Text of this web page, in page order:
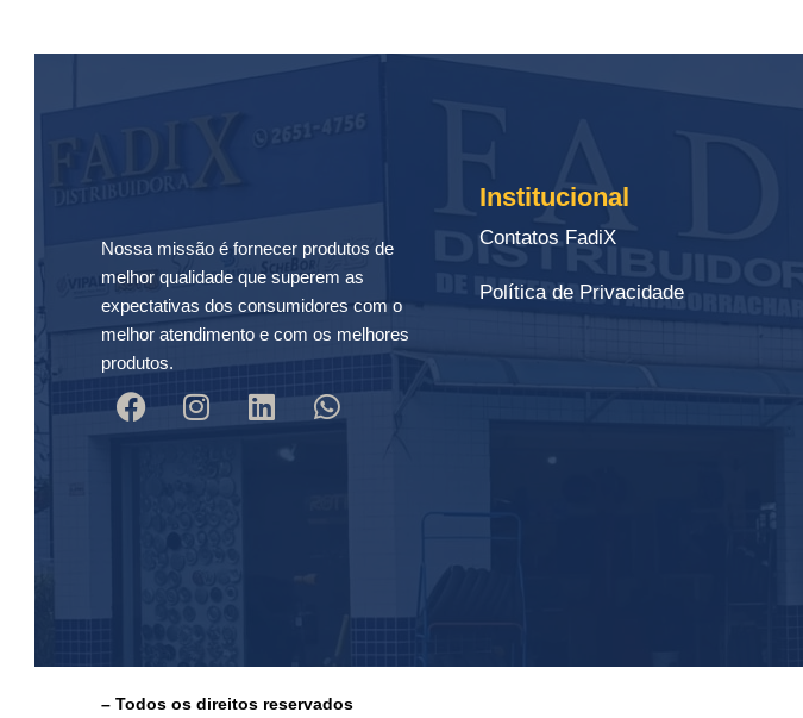
Nossa missão é fornecer produtos de
melhor qualidade que superem as
expectativas dos consumidores com o
melhor atendimento e com os melhores
produtos.
Institucional
Contatos FadiX
Política de Privacidade
– Todos os direitos reservados